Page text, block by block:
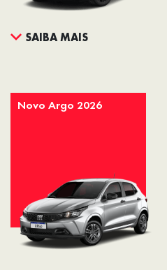
SAIBA MAIS
Novo Argo 2026